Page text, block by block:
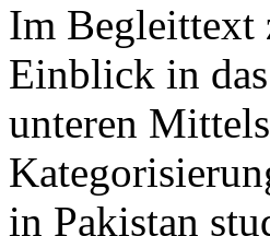
Im Begleittext
Einblick in
unteren
in Pakistan